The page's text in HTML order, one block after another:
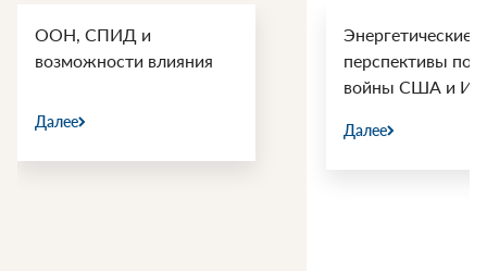
ООН, СПИД и
возможности влияния
Далее
Энергетические
перспективы
войны США и
Далее